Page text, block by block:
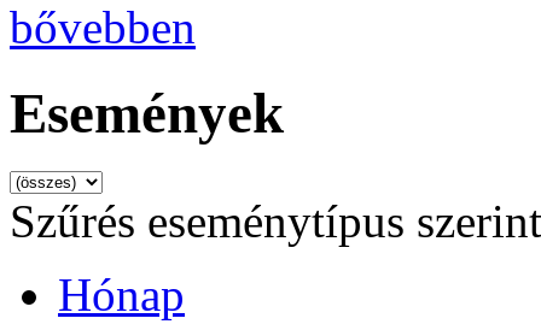
bővebben
Események
Szűrés eseménytípus szerint
Hónap